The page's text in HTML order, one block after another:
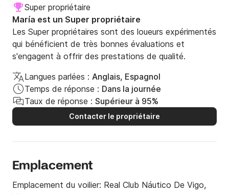
Super propriétaire
María est un Super propriétaire
Les Super propriétaires sont des loueurs expérimentés
qui bénéficient de très bonnes évaluations et
s'engagent à offrir des prestations de qualité.
Langues parlées : Anglais, Espagnol
Temps de réponse : Dans la journée
Taux de réponse : Supérieur à 95%
Contacter le propriétaire
Emplacement
Emplacement du voilier: Real Club Náutico De Vigo,